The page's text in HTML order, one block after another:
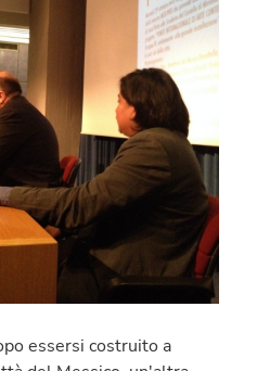
essersi costruito a